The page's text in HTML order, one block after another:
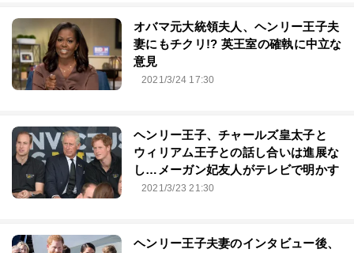
オバマ元大統領夫人、ヘンリー王子夫
妻にもチクリ!? 英王室の確執に中立な
意見
2021/3/24 17:30
ヘンリー王子、チャールズ皇太子と
ウィリアム王子との話し合いは進展な
し…メーガン妃友人がテレビで明かす
2021/3/23 21:30
ヘンリー王子夫妻のインタビュー後、